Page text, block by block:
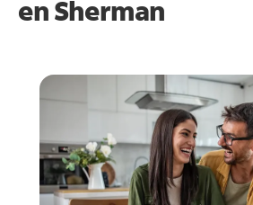
enSherman